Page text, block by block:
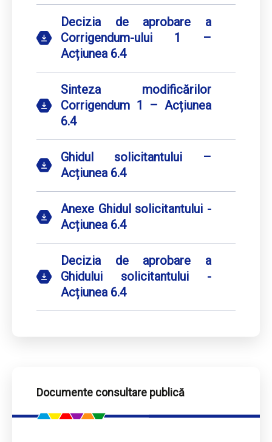
Decizia de aprobare a
Corrigendum-ului 1 –
Acțiunea 6.4
Sinteza modificărilor
Corrigendum 1 – Acțiunea
6.4
Ghidul solicitantului –
Acțiunea 6.4
Anexe Ghidul solicitantului -
Acțiunea 6.4
Decizia de aprobare a
Ghidului solicitantului -
Acțiunea 6.4
Documente consultare publică